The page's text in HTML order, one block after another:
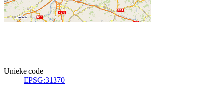
Unieke code
EPSG:31370